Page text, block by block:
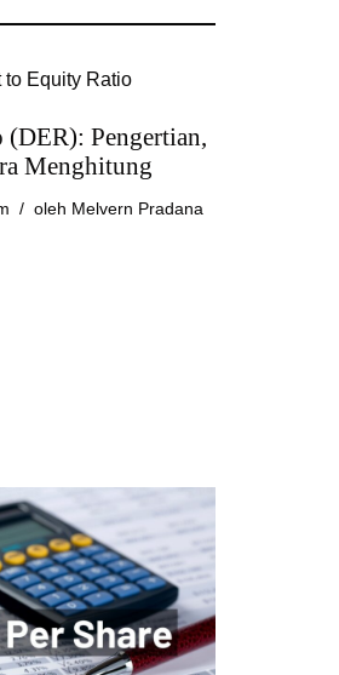
Pengertian,
Menghitung
oleh Melvern Pradana